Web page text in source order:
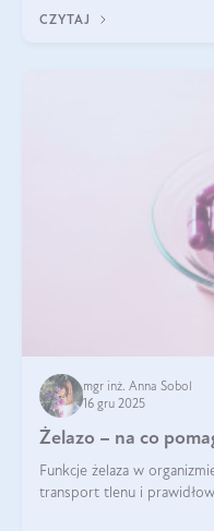
CZYTAJ
mgr inż. Anna Sobol
16 gru 2025
Żelazo – na co
Funkcje żelaza w
transport tlenu i